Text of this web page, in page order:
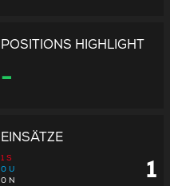
POSITIONS HIGHLIGHT
-
EINSÄTZE
1 S
0 U
0 N 1